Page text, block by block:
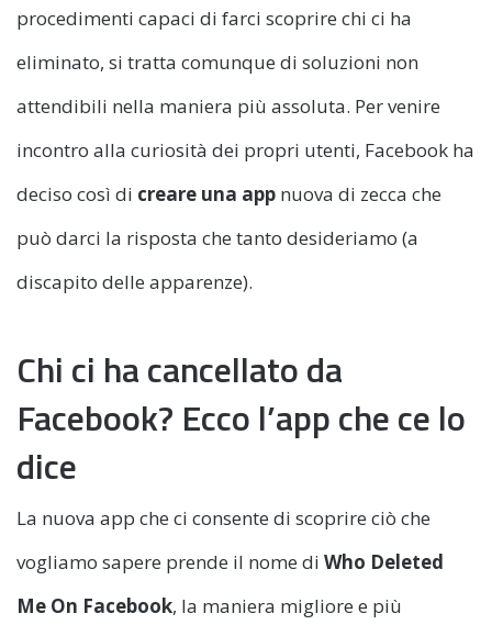
procedimenti capaci di farci scoprire chi ci ha
eliminato, si tratta comunque di soluzioni non
attendibili nella maniera più assoluta. Per venire
incontro alla curiosità dei propri utenti, Facebook ha
deciso così di creare una app nuova di zecca che
può darci la risposta che tanto desideriamo (a
discapito delle apparenze).
Chi ci ha cancellato da
Facebook? Ecco l’app che ce lo
dice
La nuova app che ci consente di scoprire ciò che
vogliamo sapere prende il nome di Who Deleted
Me On Facebook, la maniera migliore e più